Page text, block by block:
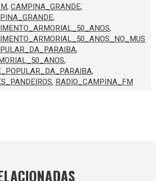
, CAMPINA_GRANDE,
,
,
,
,
,
, RADIO_CAMPINA_FM